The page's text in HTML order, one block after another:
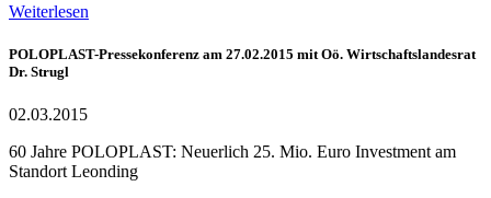
Weiterlesen
POLOPLAST-Pressekonferenz am 27.02.2015 mit Oö. Wirtschaftslandesrat
Dr. Strugl
02.03.2015
60 Jahre POLOPLAST: Neuerlich 25. Mio. Euro Investment am
Standort Leonding